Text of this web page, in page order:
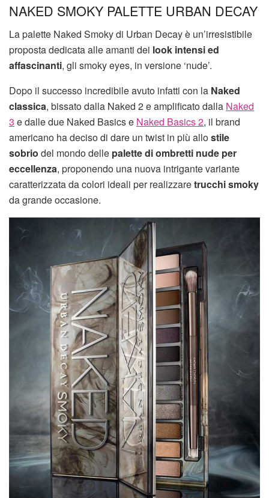
NAKED SMOKY PALETTE URBAN DECAY
La palette Naked Smoky di Urban Decay è un’irresistibile
proposta dedicata alle amanti dei look intensi ed
affascinanti, gli smoky eyes, in versione ‘nude’.
Dopo il successo incredibile avuto infatti con la Naked
classica, bissato dalla Naked 2e amplificato dalla Naked
3 e dalle due Naked Basicse Naked Basics 2, il brand
americano ha deciso di dare un twist in più allostile
sobrio del mondo delle palette di ombretti nude per
eccellenza, proponendo una nuova intrigante variante
caratterizzata da colori ideali per realizzaretrucchi smoky
da grande occasione.